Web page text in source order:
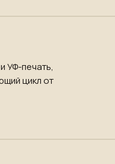
УФ-печать,
цикл от